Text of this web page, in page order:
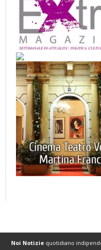
Noi Notiziequotidiano